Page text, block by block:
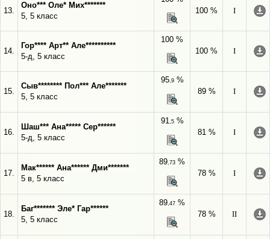
13.
Оно*** Оле* Мих*******
5, 5 класс
100 %
I
14.
Гор**** Арт** Але**********
5-д, 5 класс
100 %
100 %
I
15.
Сыв******** Пол*** Але*******
5, 5 класс
95,9%
89 %
I
16.
Шаш*** Ана***** Сер******
5-д, 5 класс
91,5%
81 %
I
17.
Мак****** Ана****** Дми*******
5 в, 5 класс
89,73 %
78 %
I
18.
Баг******* Эле* Гар******
5, 5 класс
89,47 %
78 %
II